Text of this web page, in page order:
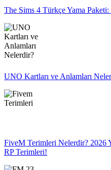
The Sims 4 Türkçe Yama Paketi:
UNO Kartları ve Anlamları
FiveM Terimleri Nelerdir? 2026
RP Terimleri!